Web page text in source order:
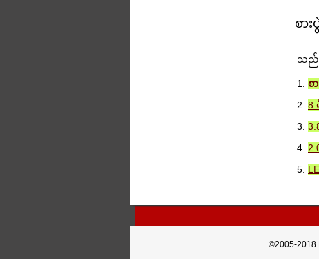
စာ
သည်အ
1. စ
2. 8
3.
4.
5.
©2005-2018